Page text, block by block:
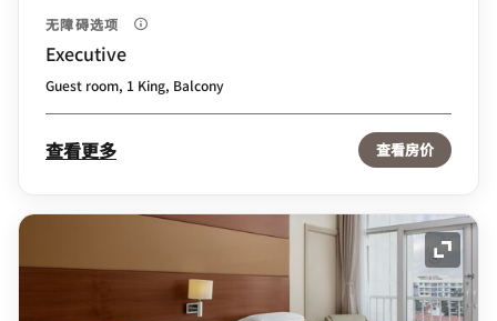
无障碍选项
Executive
Guest room, 1 King, Balcony
查看更多 查看房价
展开